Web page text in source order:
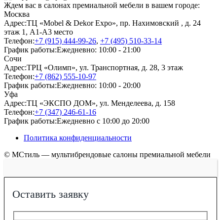
Ждем вас в салонах премиальной мебели в вашем городе:
Москва
Адрес:ТЦ «Mobel & Dekor Expo», пр. Нахимовский , д. 24
этаж 1, А1-А3 место
Телефон:+7 (915) 444-99-26, +7 (495) 510-33-14
График работы:Ежедневно: 10:00 - 21:00
Сочи
Адрес:ТРЦ «Олимп», ул. Транспортная, д. 28, 3 этаж
Телефон:+7 (862) 555-10-97
График работы:Ежедневно: 10:00 - 20:00
Уфа
Адрес:ТЦ «ЭКСПО ДОМ», ул. Менделеева, д. 158
Телефон:+7 (347) 246-61-16
График работы:Ежедневно с 10:00 до 20:00
Политика конфиденциальности
© МСтиль — мультибрендовые салоны премиальной мебели
Оставить заявку